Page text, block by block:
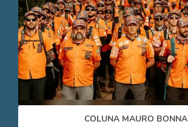
COLUNA MAURO BONNA